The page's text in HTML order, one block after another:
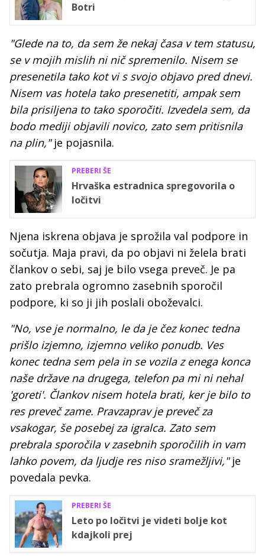
Botri
"Glede na to, da sem že nekaj časa v tem statusu,
se v mojih mislih ni nič spremenilo. Nisem se
presenetila tako kot vi s svojo objavo pred dnevi.
Nisem vas hotela tako presenetiti, ampak sem
bila prisiljena to tako sporočiti. Izvedela sem, da
bodo mediji objavili novico, zato sem pritisnila
na plin,"je pojasnila.
PREBERI ŠE
Hrvaška estradnica spregovorila o
ločitvi
Njena iskrena objava je sprožila val podpore in
sočutja. Maja pravi, da po objavi ni želela brati
člankov o sebi, saj je bilo vsega preveč. Je pa
zato prebrala ogromno zasebnih sporočil
podpore, ki so ji jih poslali oboževalci.
"No, vse je normalno, le da je čez konec tedna
prišlo izjemno, izjemno veliko ponudb. Ves
konec tedna sem pela in se vozila z enega konca
naše države na drugega, telefon pa mi ni nehal
'goreti'. Člankov nisem hotela brati, ker je bilo to
res preveč zame. Pravzaprav je preveč za
vsakogar, še posebej za igralca. Zato sem
prebrala sporočila v zasebnih sporočilih in vam
lahko povem, da ljudje res niso sramežljivi,"je
povedala pevka.
PREBERI ŠE
Leto po ločitvi je videti bolje kot
kdajkoli prej